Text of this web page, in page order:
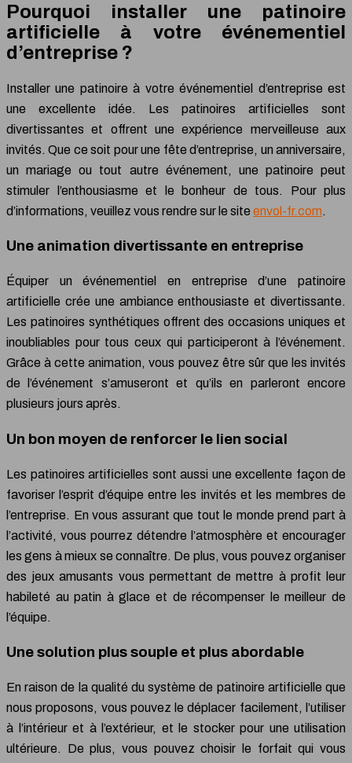
Pourquoi installer une patinoire
artificielle à votre événementiel
d’entreprise ?
Installer une patinoire à votre événementiel d’entreprise est
une excellente idée. Les patinoires artificielles sont
divertissantes et offrent une expérience merveilleuse aux
invités. Que ce soit pour une fête d’entreprise, un anniversaire,
un mariage ou tout autre événement, une patinoire peut
stimuler l’enthousiasme et le bonheur de tous. Pour plus
d’informations, veuillez vous rendre sur le site envol-fr.com.
Une animation divertissante en entreprise
Équiper un événementiel en entreprise d’une patinoire
artificielle crée une ambiance enthousiaste et divertissante.
Les patinoires synthétiques offrent des occasions uniques et
inoubliables pour tous ceux qui participeront à l’événement.
Grâce à cette animation, vous pouvez être sûr que les invités
de l’événement s’amuseront et qu’ils en parleront encore
plusieurs jours après.
Un bon moyen de renforcer le lien social
Les patinoires artificielles sont aussi une excellente façon de
favoriser l’esprit d’équipe entre les invités et les membres de
l’entreprise. En vous assurant que tout le monde prend part à
l’activité, vous pourrez détendre l’atmosphère et encourager
les gens à mieux se connaître. De plus, vous pouvez organiser
des jeux amusants vous permettant de mettre à profit leur
habileté au patin à glace et de récompenser le meilleur de
l’équipe.
Une solution plus souple et plus abordable
En raison de la qualité du système de patinoire artificielle que
nous proposons, vous pouvez le déplacer facilement, l’utiliser
à l’intérieur et à l’extérieur, et le stocker pour une utilisation
ultérieure. De plus, vous pouvez choisir le forfait qui vous